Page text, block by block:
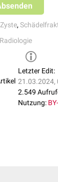
,
Radiologie
Letzter Edit:
21.03.2024,
2.549
Nutzung: